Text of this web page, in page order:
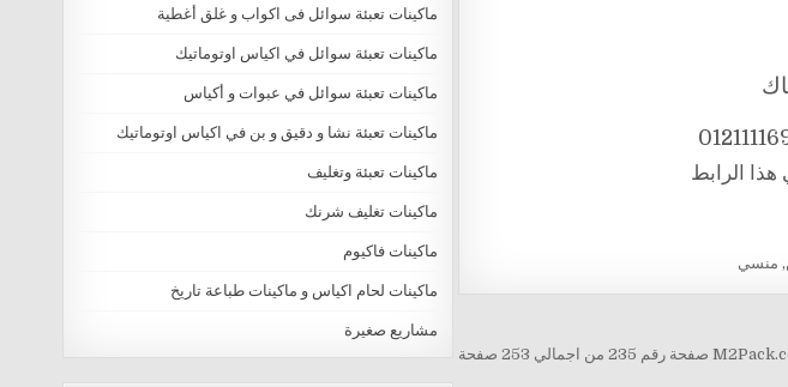
الرابط
, منسي
ماكينات تعبئة سوائل فى اكواب و غلق أغطية
ماكينات تعبئة سوائل في اكياس اوتوماتيك
ماكينات تعبئة سوائل في عبوات و أكياس
ماكينات تعبئة نشا و دقيق و بن في اكياس اوتوماتيك
ماكينات تعبئة وتغليف
ماكينات تغليف شرنك
ماكينات فاكيوم
ماكينات لحام اكياس و ماكينات طباعة تاريخ
مشاريع صغيرة